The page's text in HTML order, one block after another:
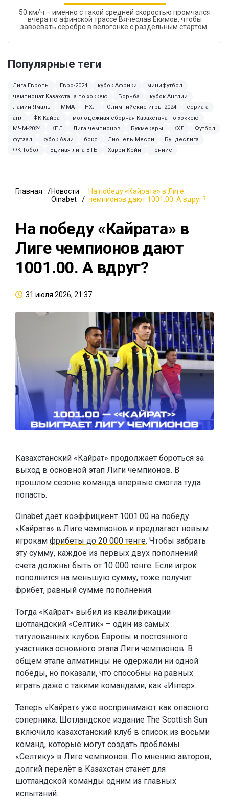
50 км/ч – именно с такой средней скоростью промчался
вчера по афинской трассе Вячеслав Екимов, чтобы
завоевать серебро в велогонке с раздельным стартом.
Популярные теги
Лига Европы Евро-2024 кубок Африки
минифутбол
чемпионат Казахстана по хоккею
Борьба
кубок Англии
Ламин Ямаль
ММА НХЛ Олимпийские игры 2024
сериа а
апл
ФК Кайрат
молодежная сборная Казахстана по хоккею
МЧМ-2024
КПЛ Лига чемпионов Букмекеры КХЛ
Футбол
футзал
кубок Азии бокс Лионель Месси
Бундеслига
ФК Тобол
Единая лига ВТБ Харри Кейн Теннис
Главная
Новости
Oinabet
На победу «Кайрата» в Лиге
чемпионов дают 1001.00. А вдруг?
На победу «Кайрата» в
Лиге чемпионов дают
1001.00. А вдруг?
31 июля 2026, 21:37
Казахстанский «Кайрат» продолжает бороться за
выход в основной этап Лиги чемпионов. В
прошлом сезоне команда впервые смогла туда
попасть.
Oinabet даёт коэффициент 1001.00 на победу
«Кайрата» в Лиге чемпионов и предлагает новым
игрокам фрибеты до 20 000 тенге. Чтобы забрать
эту сумму, каждое из первых двух пополнений
счёта должны быть от 10 000 тенге. Если игрок
пополнится на меньшую сумму, тоже получит
фрибет, равный сумме пополнения.
Тогда «Кайрат» выбил из квалификации
шотландский «Селтик» – один из самых
титулованных клубов Европы и постоянного
участника основного этапа Лиги чемпионов. В
общем этапе алматинцы не одержали ни одной
победы, но показали, что способны на равных
играть даже с такими командами, как «Интер».
Теперь «Кайрат» уже воспринимают как опасного
соперника. Шотландское издание The Scottish Sun
включило казахстанский клуб в список из восьми
команд, которые могут создать проблемы
«Селтику» в Лиге чемпионов. По мнению авторов,
долгий перелёт в Казахстан станет для
шотландской команды одним из главных
испытаний.